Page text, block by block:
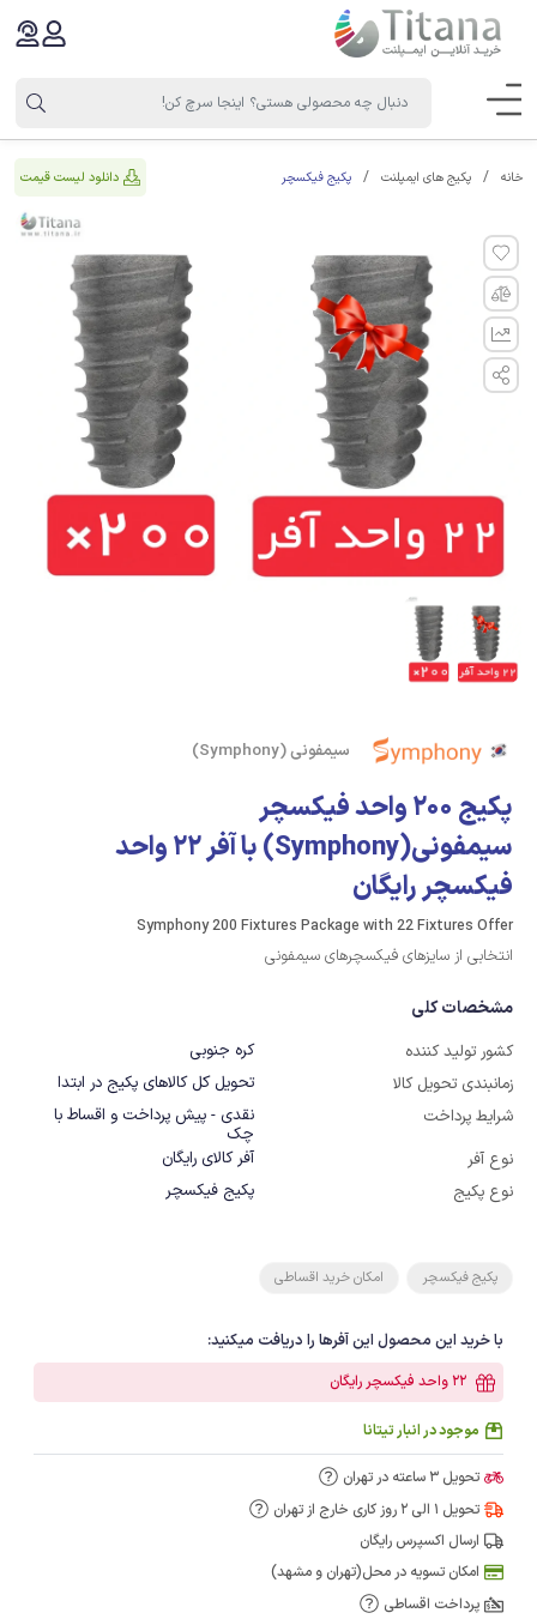
خانه پکیج های ایمپلنت پکیج فیکسچر دانلود لیست قیمت
سیمفونی (Symphony)
پکیج 200 واحد فیکسچر
سیمفونی(Symphony) با آفر 22 واحد
فیکسچر رایگان
Symphony 200 Fixtures Package with 22 Fixtures Offer
انتخابی از سایزهای فیکسچرهای سیمفونی
مشخصات کلی
کشور تولید کننده
کره جنوبی
زمانبندی تحویل کالا
تحویل کل کالاهای پکیج در ابتدا
شرایط پرداخت
نقدی - پیش پرداخت و اقساط با
چک
نوع آفر
آفر کالای رایگان
نوع پکیج
پکیج فیکسچر
پکیج فیکسچر امکان خرید اقساطی
با خرید این محصول این آفرها را دریافت میکنید:
22 واحد فیکسچر رایگان
موجود در انبار تیتانا
تحویل 3 ساعته در تهران
تحویل 1 الی 2 روز کاری خارج از تهران
ارسال اکسپرس رایگان
امکان تسویه در محل(تهران و مشهد)
پرداخت اقساطی